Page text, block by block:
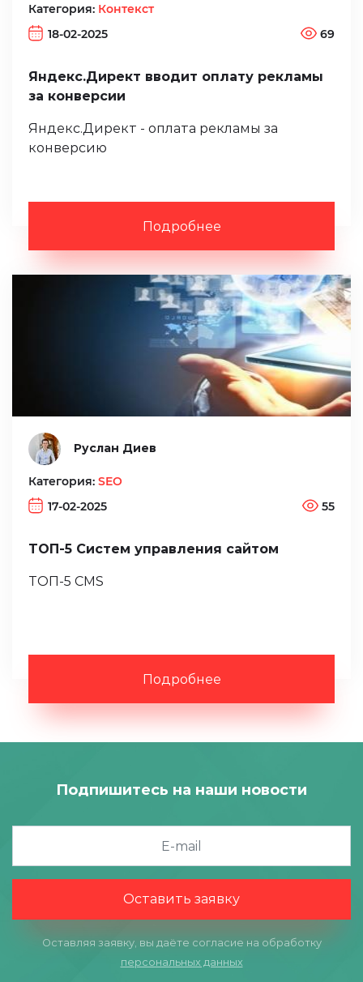
Категория: Контекст
18-02-2025
69
Яндекс.Директ вводит оплату рекламы
за конверсии
Яндекс.Директ - оплата рекламы за
конверсию
Подробнее
Руслан Диев
Категория: SEO
17-02-2025
55
ТОП-5 Систем управления сайтом
ТОП-5 CMS
Подробнее
Подпишитесь на наши новости
Оставить заявку
Оставляя заявку, вы даёте согласие на обработку
персональных данных